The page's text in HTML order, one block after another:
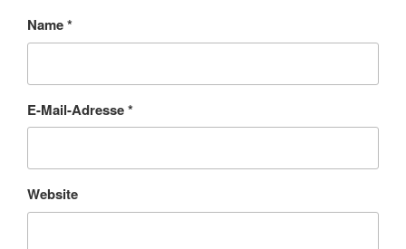
Name*
E-Mail-Adresse*
Website